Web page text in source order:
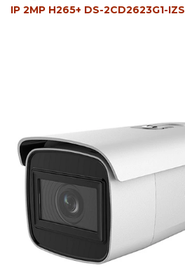
IP 2MP H265+ DS-2CD2623G1-IZS